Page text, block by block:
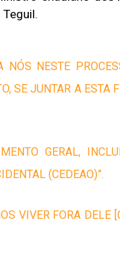
NÓS NESTE
SE JUNTAR A ESTA
GERAL,
(CEDEAO)”.
VIVER FORA DELE